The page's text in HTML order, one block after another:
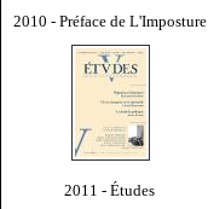
2010 - Préface de L'Imposture
2011 - Études